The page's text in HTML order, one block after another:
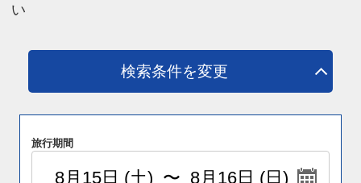
い
検索条件を変更
旅行期間